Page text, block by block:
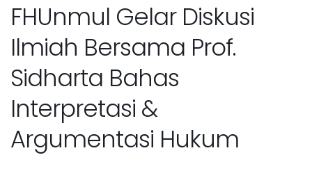
FHUnmul Gelar Diskusi
Ilmiah Bersama Prof.
Sidharta Bahas
Interpretasi &
Argumentasi Hukum